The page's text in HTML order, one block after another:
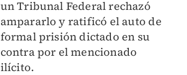
un Tribunal Federal rechazó
ampararlo y ratificó el auto de
formal prisión dictado en su
contra por el mencionado
ilícito.